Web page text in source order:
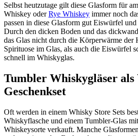
Selbst heutzutage gilt diese Glasform für
Whiskey oderRye Whiskey immer noch
passen in diese Glasform gut Eiswürfel
Durch den dicken Boden und das
das Glas nicht durch die Körperwärme der
Spirituose im Glas, als auch die Eiswürfel
schnell im Whiskyglas.
Tumbler Whiskygläser als
Geschenkset
Oft werden in einem Whisky Store Sets
Whiskyflasche und einem Tumbler-Glas
Whiskeysorte verkauft. Manche